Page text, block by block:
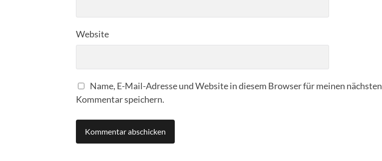
Website
Name, E-Mail-Adresse und Website in diesem Browser für meinen nächsten
Kommentar speichern.